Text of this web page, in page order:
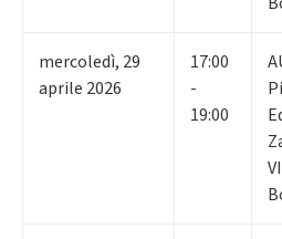
mercoledì, 29
aprile 2026
17:00
-
19:00